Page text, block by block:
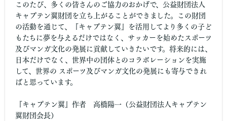
このたび、多くの皆さんのご協力のおかげで、公益財団法人
キャプテン翼財団を立ち上がることができました。この財団
の活動を通じて、『キャプテン翼』を活用してより多くの子ど
もたちに夢を与えるだけではなく、サッカーを始めたスポーツ
及びマンガ文化の発展に貢献していきたいです。将来的には、
日本だけでなく、世界中の団体とのコラボレーションを実施
して、世界の スポーツ及びマンガ文化の発展にも寄与できれ
ばと思っています。
『キャプテン翼』作者 高橋陽一（公益財団法人キャプテン
翼財団会長）